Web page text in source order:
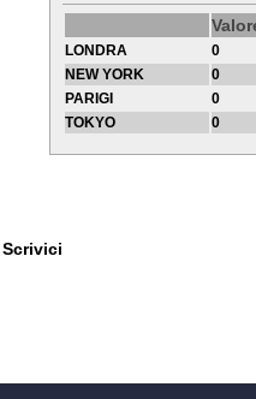
LONDRA 0
NEW YORK
0
PARIGI
0
TOKYO
0
Scrivici